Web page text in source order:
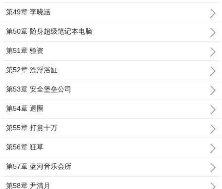
第49章 李晓涵
第50章 随身超级笔记本电脑
第51章 验资
第52章 漂浮浴缸
第53章 安全堡垒公司
第54章 退圈
第55章 打赏十万
第56章 狂草
第57章 蓝河音乐会所
第58章 尹清月